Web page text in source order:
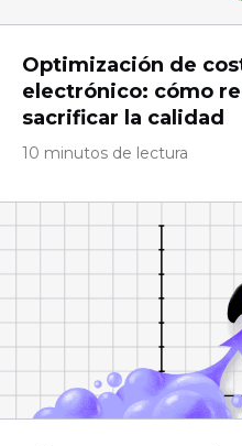
Optimización de
electrónico: cómo
sacrificar la calidad
10 minutos de lectura